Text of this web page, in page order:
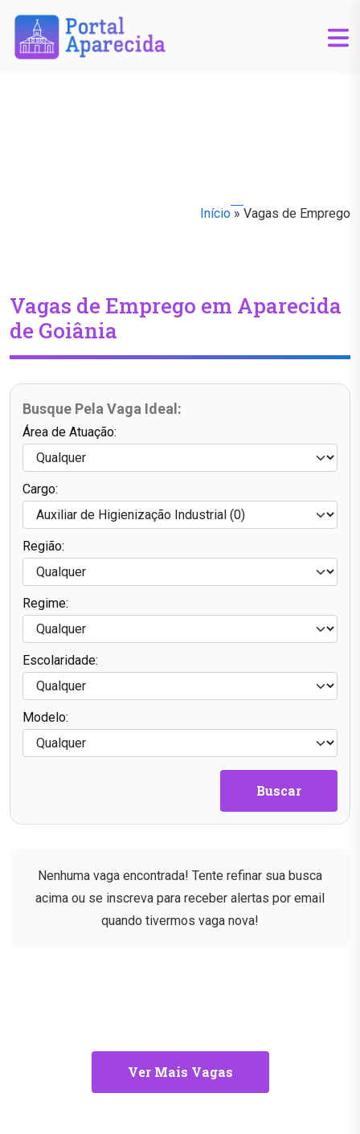
Início » Vagas de Emprego
Vagas de Emprego em Aparecida
de Goiânia
Busque Pela Vaga Ideal:
Área de Atuação:
Cargo:
Região:
Regime:
Escolaridade:
Modelo:
Buscar
Nenhuma vaga encontrada! Tente refinar sua busca
acima ou se inscreva para receber alertas por email
quando tivermos vaga nova!
Ver Mais Vagas